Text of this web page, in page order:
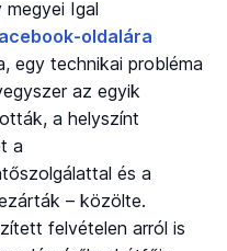
Igal
oldalára
egy technikai probléma
az egyik
a helyszínt
a
és a
– közölte.
felvételen arról is